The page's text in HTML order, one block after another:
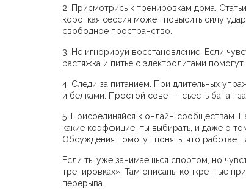
2. Присмотрись к тренировкам дома.
короткая сессия может повысить силу
свободное пространство.
3. Не игнорируй восстановление. Если
растяжка и питьё с электролитами
4. Следи за питанием. При длительных
и белками. Простой совет – съесть банан
5. Присоединяйся к онлайн‑сообществам.
какие коэффициенты выбирать, и даже о
Обсуждения помогут понять, что работает,
Если ты уже занимаешься спортом, но
тренировках». Там описаны конкретные
перерыва.